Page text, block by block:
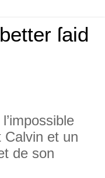
ſaid
Calvin et un
de son